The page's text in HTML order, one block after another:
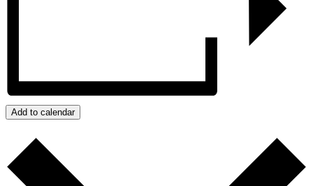
Add to calendar